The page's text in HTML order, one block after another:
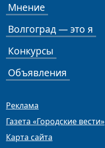
Мнение
Волгоград — это я
Конкурсы
Объявления
Реклама
Газета «Городские вести»
Карта сайта